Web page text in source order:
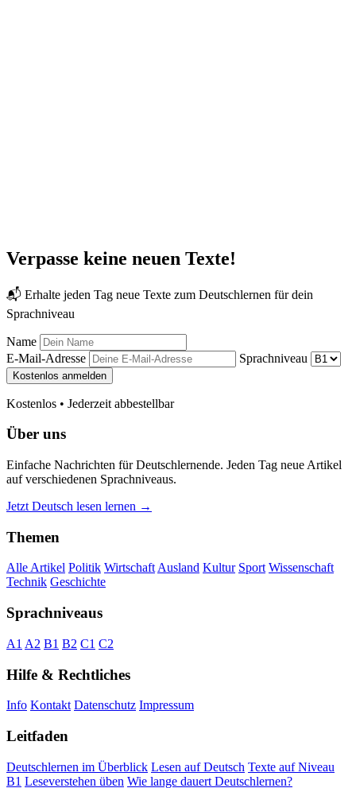
Verpasse keine neuen Texte!
📬 Erhalte jeden Tag neue Texte zum Deutschlernen für dein
Sprachniveau
Name
E-Mail-Adresse
Sprachniveau
Kostenlos anmelden
Kostenlos • Jederzeit abbestellbar
Über uns
Einfache Nachrichten für Deutschlernende. Jeden Tag neue Artikel
auf verschiedenen Sprachniveaus.
Jetzt Deutsch lesen lernen →
Themen
Alle Artikel Politik WirtschaftAusland Kultur Sport Wissenschaft
Technik Geschichte
Sprachniveaus
A1 A2 B1 B2 C1 C2
Hilfe & Rechtliches
Info Kontakt Datenschutz Impressum
Leitfaden
Deutschlernen im Überblick Lesen auf Deutsch Texte auf Niveau
B1 Leseverstehen üben Wie lange dauert Deutschlernen?